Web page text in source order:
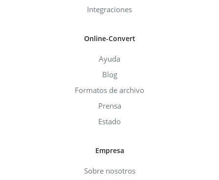
Integraciones
Online-Convert
Ayuda
Blog
Formatos de archivo
Prensa
Estado
Empresa
Sobre nosotros